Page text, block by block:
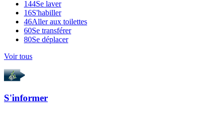
144Se laver
16S'habiller
46Aller aux toilettes
60Se transférer
80Se déplacer
Voir tous
S'informer